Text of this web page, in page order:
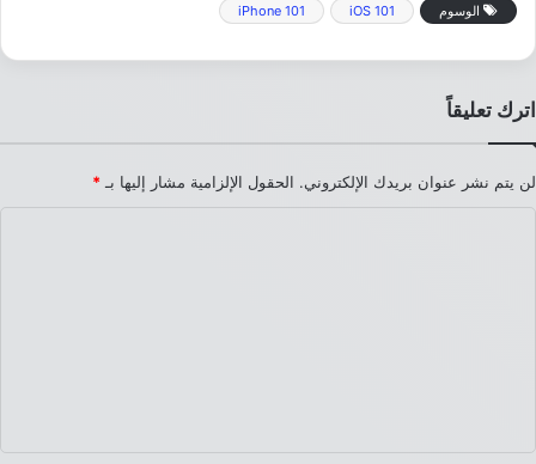
الوسوم iOS 101
iPhone 101
اترك تعليقاً
لن يتم نشر عنوان بريدك الإلكتروني. الحقول الإلزامية مشار إليها بـ *